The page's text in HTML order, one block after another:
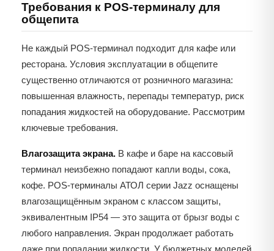
Требования к POS-терминалу для
общепита
Не каждый POS-терминал подходит для кафе или
ресторана. Условия эксплуатации в общепите
существенно отличаются от розничного магазина:
повышенная влажность, перепады температур, риск
попадания жидкостей на оборудование. Рассмотрим
ключевые требования.
Влагозащита экрана. В кафе и баре на кассовый
терминал неизбежно попадают капли воды, сока,
кофе. POS-терминалы АТОЛ серии Jazz оснащены
влагозащищённым экраном с классом защиты,
эквивалентным IP54 — это защита от брызг воды с
любого направления. Экран продолжает работать
даже при попадании жидкости. У бюджетных моделей